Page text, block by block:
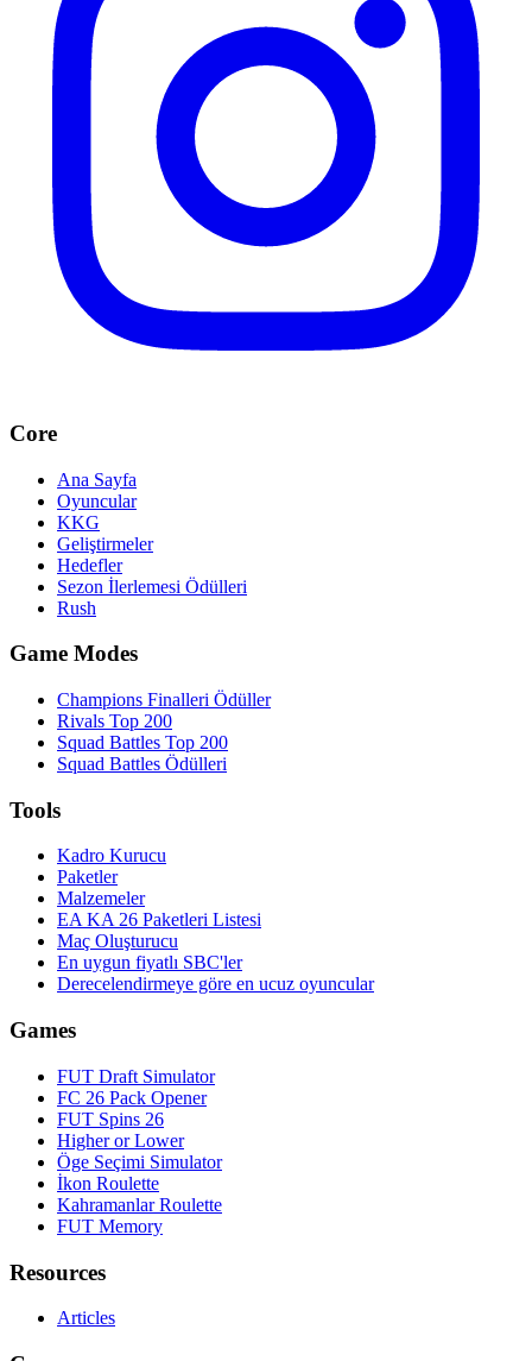
Core
Ana Sayfa
Oyuncular
KKG
Geliştirmeler
Hedefler
Sezon İlerlemesi Ödülleri
Rush
Game Modes
Champions Finalleri Ödüller
Rivals Top 200
Squad Battles Top 200
Squad Battles Ödülleri
Tools
Kadro Kurucu
Paketler
Malzemeler
EA KA 26 Paketleri Listesi
Maç Oluşturucu
En uygun fiyatlı SBC'ler
Derecelendirmeye göre en ucuz oyuncular
Games
FUT Draft Simulator
FC 26 Pack Opener
FUT Spins 26
Higher or Lower
Öge Seçimi Simulator
İkon Roulette
Kahramanlar Roulette
FUT Memory
Resources
Articles